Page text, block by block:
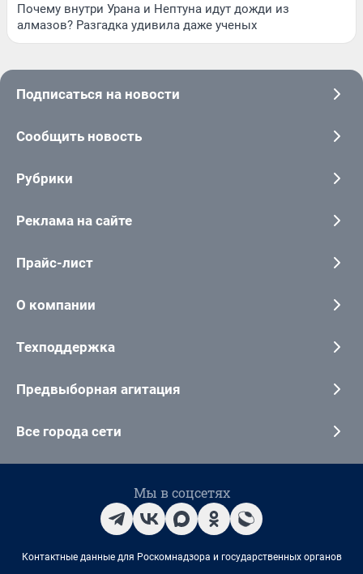
Почему внутри Урана и Нептуна идут дожди из
алмазов? Разгадка удивила даже ученых
Подписаться на новости
Сообщить новость
Рубрики
Реклама на сайте
Прайс-лист
О компании
Техподдержка
Предвыборная агитация
Все города сети
Мы в соцсетях
Контактные данные для Роскомнадзора и государственных органов